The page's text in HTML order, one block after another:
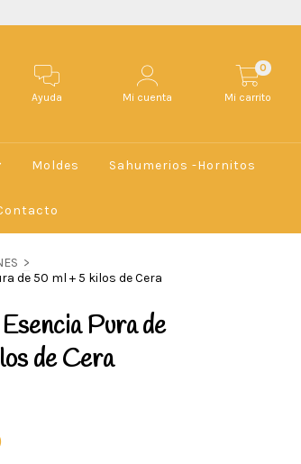
Ayuda Mi cuenta Mi carrito
0
Moldes Sahumerios -Hornitos
>
de 50 ml + 5 kilos de Cera
Pura de
de Cera